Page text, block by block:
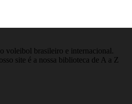
voleibol brasileiro e internacional.
site é a nossa biblioteca de A a Z